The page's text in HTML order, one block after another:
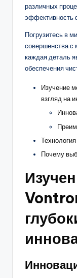
различных
эффективность
Погрузитесь в
совершенства с
каждая деталь
обеспечения
Изучение
взгляд на
Почему